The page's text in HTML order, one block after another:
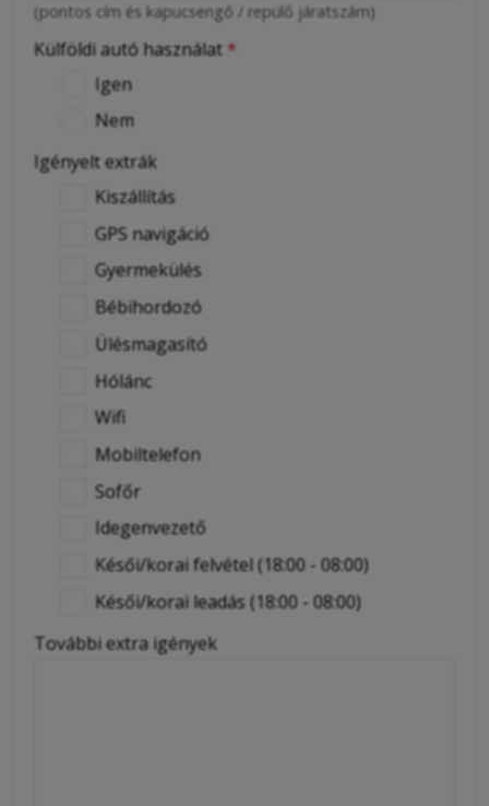
(pontos cím és kapucsengő / repülő járatszám)
Külföldi autó használat *
Igen
Nem
Igényelt extrák
Kiszállítás
GPS navigáció
Gyermekülés
Bébihordozó
Ülésmagasító
Hólánc
Wifi
Mobiltelefon
Sofőr
Idegenvezető
Késői/korai felvétel (18:00 - 08:00)
Késői/korai leadás (18:00 - 08:00)
További extra igények